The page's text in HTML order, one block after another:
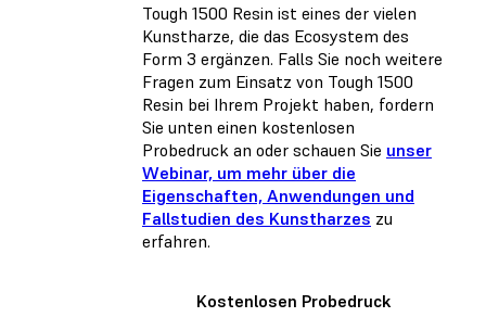
Tough 1500 Resin ist eines der vielen
Kunstharze, die das Ecosystem des
Form 3 ergänzen. Falls Sie noch weitere
Fragen zum Einsatz von Tough 1500
Resin bei Ihrem Projekt haben, fordern
Sie unten einen kostenlosen
Probedruck an oder schauen Sie unser
Webinar, um mehr über die
Eigenschaften, Anwendungen und
Fallstudien des Kunstharzes zu
erfahren.
Kostenlosen Probedruck